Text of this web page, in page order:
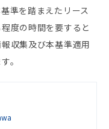
準を踏まえたリース
度の時間を要すると
収集及び本基準適用
。